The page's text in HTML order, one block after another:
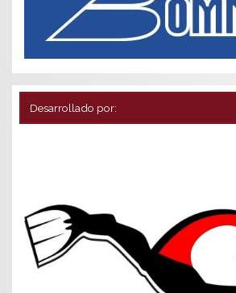
Desarrollado por: